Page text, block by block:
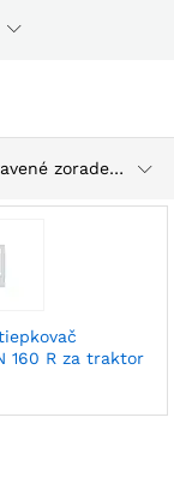
Prednastavené zoradenie
160 R za traktor